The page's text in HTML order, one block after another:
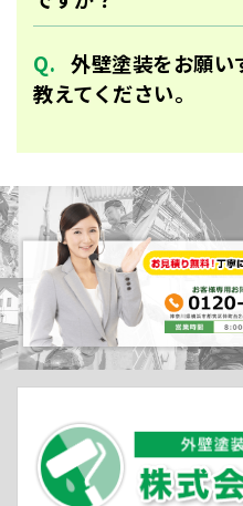
外壁塗装をお願い
教えてください。